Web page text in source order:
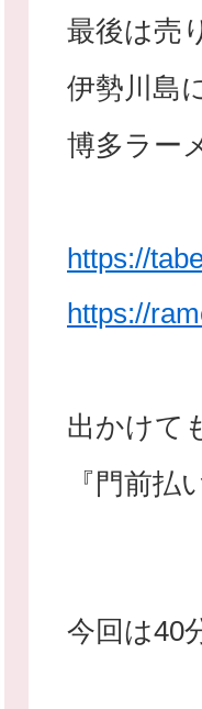
最後は売
伊勢川島
博多ラー
https://
https://
出かけて
『門前
今回は40